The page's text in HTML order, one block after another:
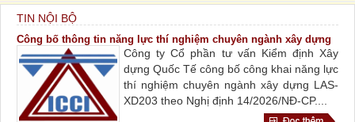
TIN NỘI BỘ
Công bố thông tin năng lực thí nghiệm chuyên ngành xây dựng
Công ty Cổ phần tư vấn Kiểm định Xây
dựng Quốc Tế công bố công khai năng lực
thí nghiệm chuyên ngành xây dựng LAS-
XD203 theo Nghị định 14/2026/NĐ-CP....